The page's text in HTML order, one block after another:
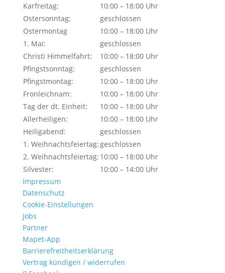
Karfreitag:
10:00 – 18:00 Uhr
Ostersonntag:
geschlossen
Ostermontag
10:00 – 18:00 Uhr
1. Mai:
geschlossen
Christi Himmelfahrt:
10:00 – 18:00 Uhr
Pfingstsonntag:
geschlossen
Pfingstmontag:
10:00 – 18:00 Uhr
Fronleichnam:
10:00 – 18:00 Uhr
Tag der dt. Einheit:
10:00 – 18:00 Uhr
Allerheiligen:
10:00 – 18:00 Uhr
Heiligabend:
geschlossen
1. Weihnachtsfeiertag: geschlossen
2. Weihnachtsfeiertag: 10:00 – 18:00 Uhr
Silvester:
10:00 – 14:00 Uhr
Impressum
Datenschutz
Cookie-Einstellungen
Jobs
Partner
Mapet-App
Barrierefreitheitserklärung
Vertrag kündigen / widerrufen